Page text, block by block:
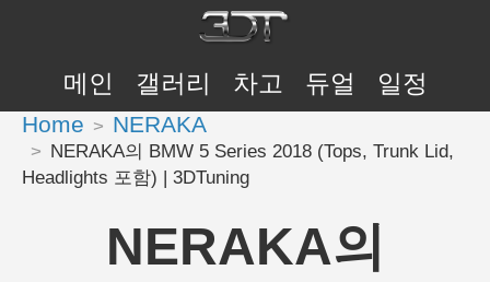
메인 갤러리 차고 듀얼 일정
Home NERAKA
NERAKA의 BMW 5 Series 2018 (Tops, Trunk Lid,
Headlights 포함) | 3DTuning
NERAKA의